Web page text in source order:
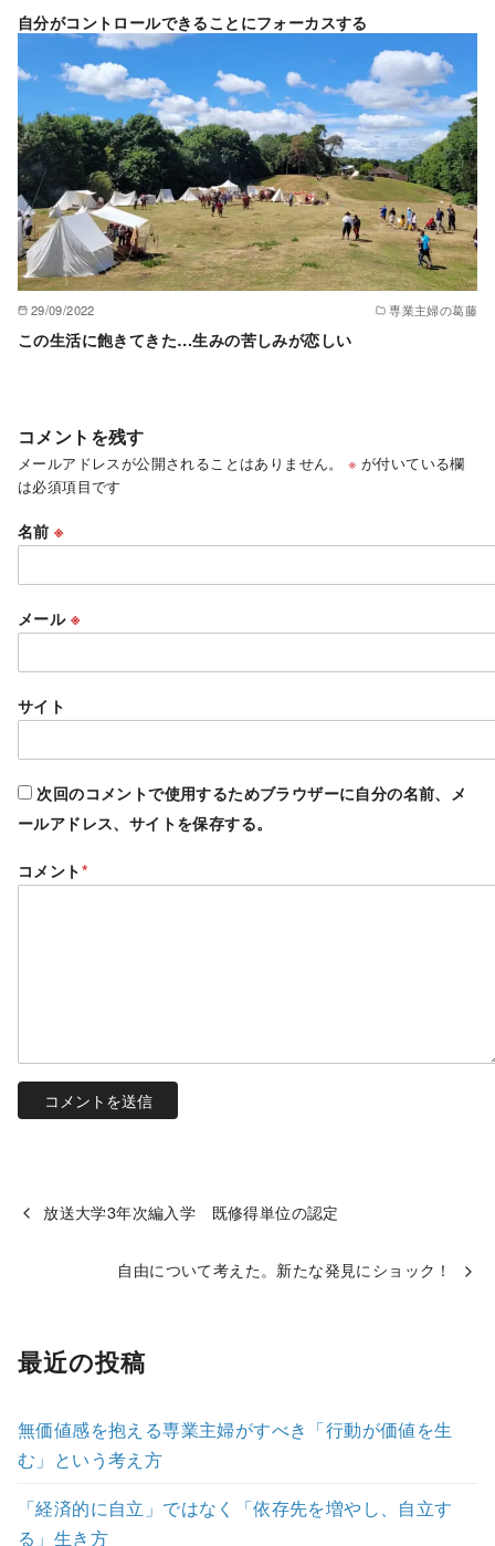
自分がコントロールできることにフォーカスする
29/09/2022 専業主婦の葛藤
この生活に飽きてきた…生みの苦しみが恋しい
コメントを残す
メールアドレスが公開されることはありません。 ※ が付いている欄
は必須項目です
名前※
メール ※
サイト
次回のコメントで使用するためブラウザーに自分の名前、メ
ールアドレス、サイトを保存する。
コメント*
放送大学3年次編入学 既修得単位の認定
自由について考えた。新たな発見にショック！
最近の投稿
無価値感を抱える専業主婦がすべき「行動が価値を生
む」という考え方
「経済的に自立」ではなく「依存先を増やし、自立す
る」生き方